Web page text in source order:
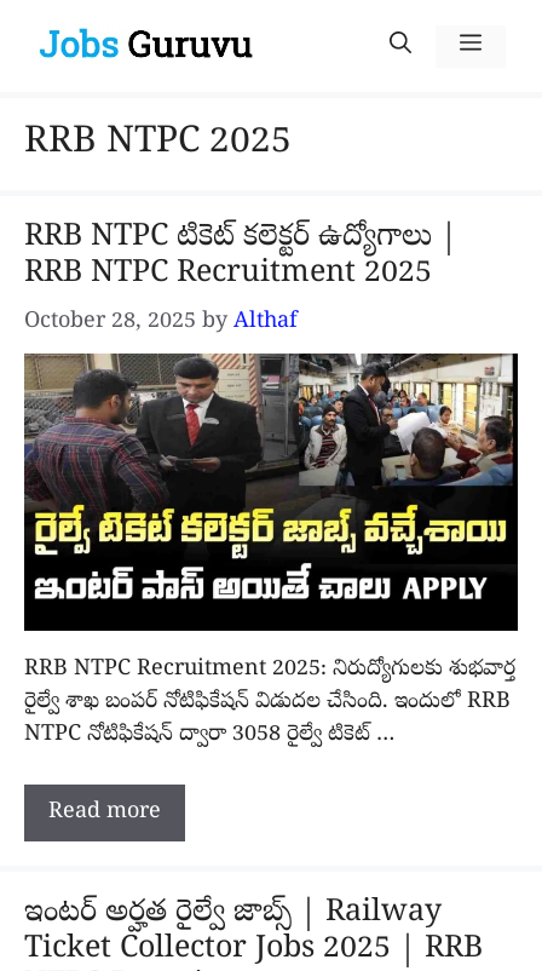
Menu
RRB NTPC 2025
RRB NTPC టికెట్ కలెక్టర్ ఉద్యోగాలు |
RRB NTPC Recruitment 2025
October 28, 2025 by Althaf
RRB NTPC Recruitment 2025: నిరుద్యోగులకు శుభవార్త
రైల్వే శాఖ బంపర్ నోటిఫికేషన్ విడుదల చేసింది. ఇందులో RRB
NTPC నోటిఫికేషన్ ద్వారా 3058 రైల్వే టికెట్ …
Read more
ఇంటర్ అర్హత రైల్వే జాబ్స్ | Railway
Ticket Collector Jobs 2025 | RRB